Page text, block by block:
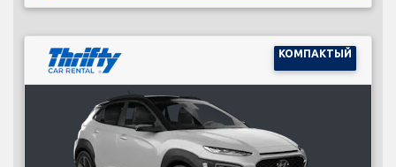
КОМПАКТЫЙ